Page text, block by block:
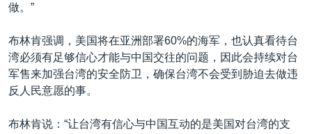
做。”
布林肯强调，美国将在亚洲部署60%的海军，也认真看待台
湾必须有足够信心才能与中国交往的问题，因此会持续对台
军售来加强台湾的安全防卫，确保台湾不会受到胁迫去做违
反人民意愿的事。
布林肯说：“让台湾有信心与中国互动的是美国对台湾的支